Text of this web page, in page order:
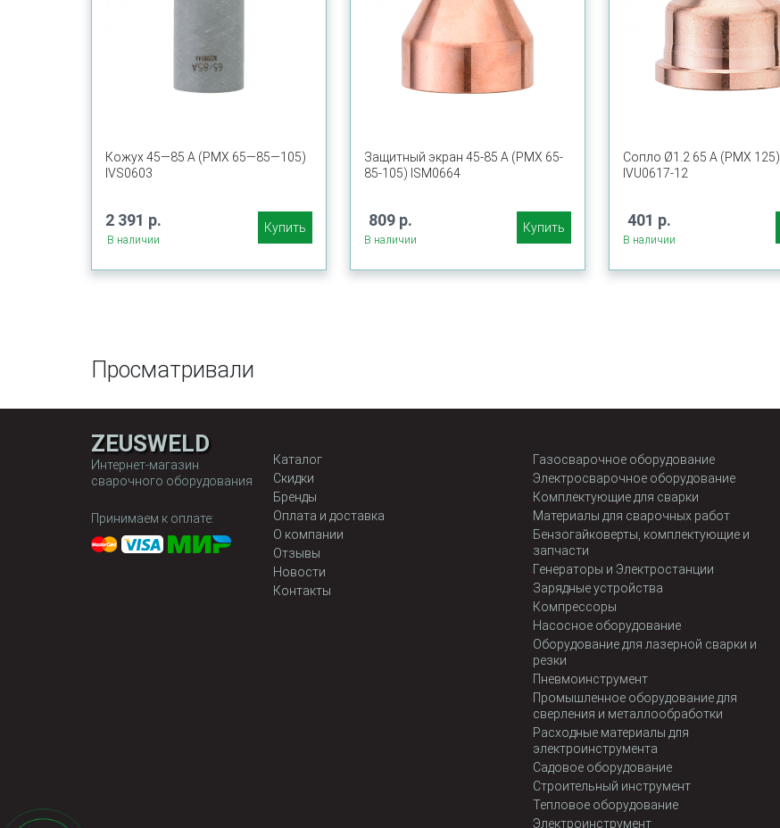
Кожух 45—85 А (PMX 65—85—105)
IVS0603
2 391 р.
В наличии
Купить
Защитный экран 45-85 А (PMX 65-
85-105) ISM0664
809 р.
В наличии
Купить
Сопло Ø1.2 65 A (PMX 125)
IVU0617-12
401 р.
В наличии
Просматривали
ZEUSWELD
Интернет-магазин
сварочного оборудования
Принимаем к оплате:
Каталог
Скидки
Бренды
Оплата и доставка
О компании
Отзывы
Новости
Контакты
Газосварочное оборудование
Электросварочное оборудование
Комплектующие для сварки
Материалы для сварочных работ
Бензогайковерты, комплектующие и
запчасти
Генераторы и Электростанции
Зарядные устройства
Компрессоры
Насосное оборудование
Оборудование для лазерной сварки и
резки
Пневмоинструмент
Промышленное оборудование для
сверления и металлообработки
Расходные материалы для
электроинструмента
Садовое оборудование
Строительный инструмент
Тепловое оборудование
Электроинструмент